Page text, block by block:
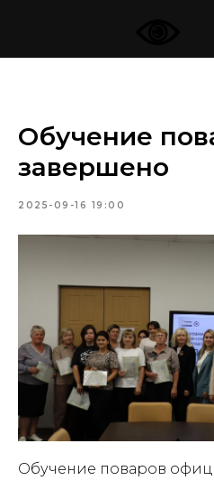
Обучение
завершено
2025-09-16 19:00
Обучение поваров